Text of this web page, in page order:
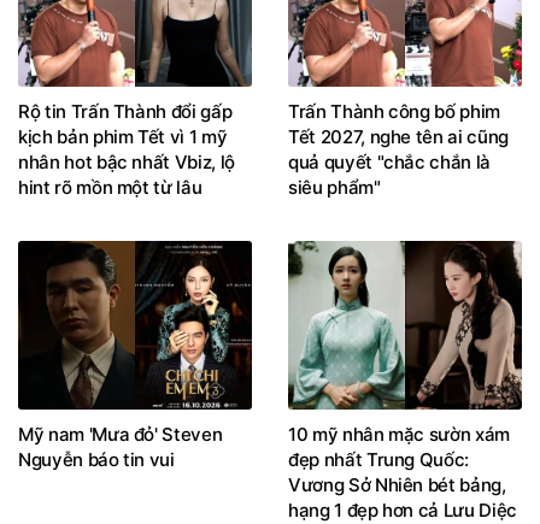
Rộ tin Trấn Thành đổi gấp
kịch bản phim Tết vì 1 mỹ
nhân hot bậc nhất Vbiz, lộ
hint rõ mồn một từ lâu
Trấn Thành công bố phim
Tết 2027, nghe tên ai cũng
quả quyết "chắc chắn là
siêu phẩm"
Mỹ nam 'Mưa đỏ' Steven
Nguyễn báo tin vui
10 mỹ nhân mặc sườn xám
đẹp nhất Trung Quốc:
Vương Sở Nhiên bét bảng,
hạng 1 đẹp hơn cả Lưu Diệc
Phi